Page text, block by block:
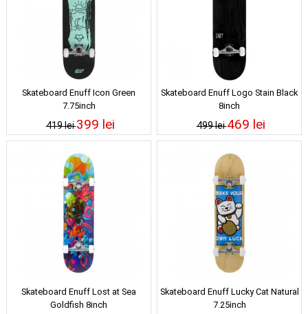
Skateboard Enuff Icon Green
7.75inch
419 lei399 lei
Skateboard Enuff Logo Stain Black
8inch
499 lei469 lei
Skateboard Enuff Lost at Sea
Goldfish 8inch
Skateboard Enuff Lucky Cat Natural
7.25inch